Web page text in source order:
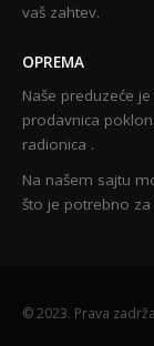
vaš zahtev.
OPREMA
Naše preduzeće
prodavnica
radionica .
Na našem sajtu
što je potrebno za
© 2023. Prava